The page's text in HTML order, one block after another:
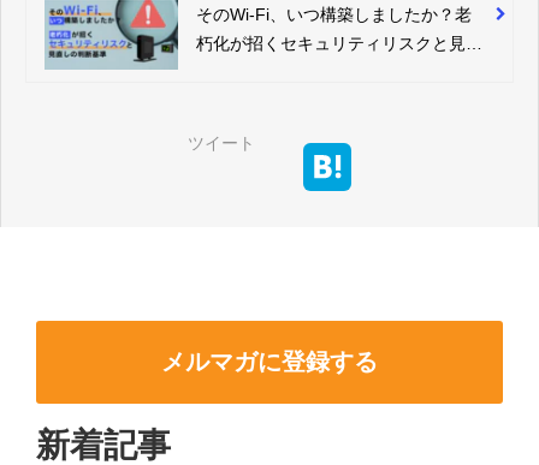
そのWi-Fi、いつ構築しましたか？老
朽化が招くセキュリティリスクと見直
ツイート
メルマガに登録する
新着記事